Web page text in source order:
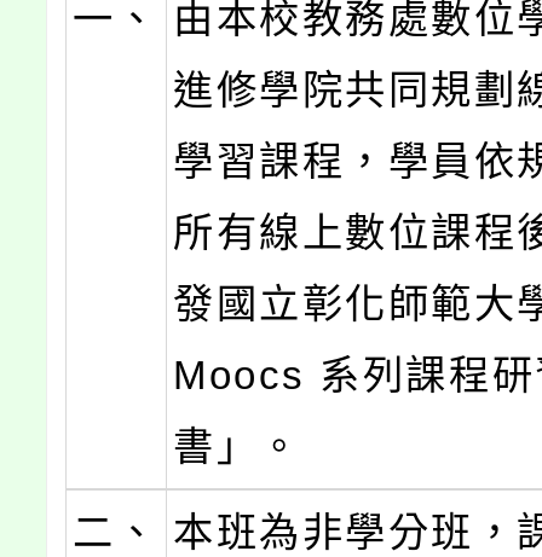
一、
由本校教務處數位
進修學院共同規劃
學習課程，學員依
所有線上數位課程
發國立彰化師範大
Moocs 系列課程
書」。
二、
本班為非學分班，